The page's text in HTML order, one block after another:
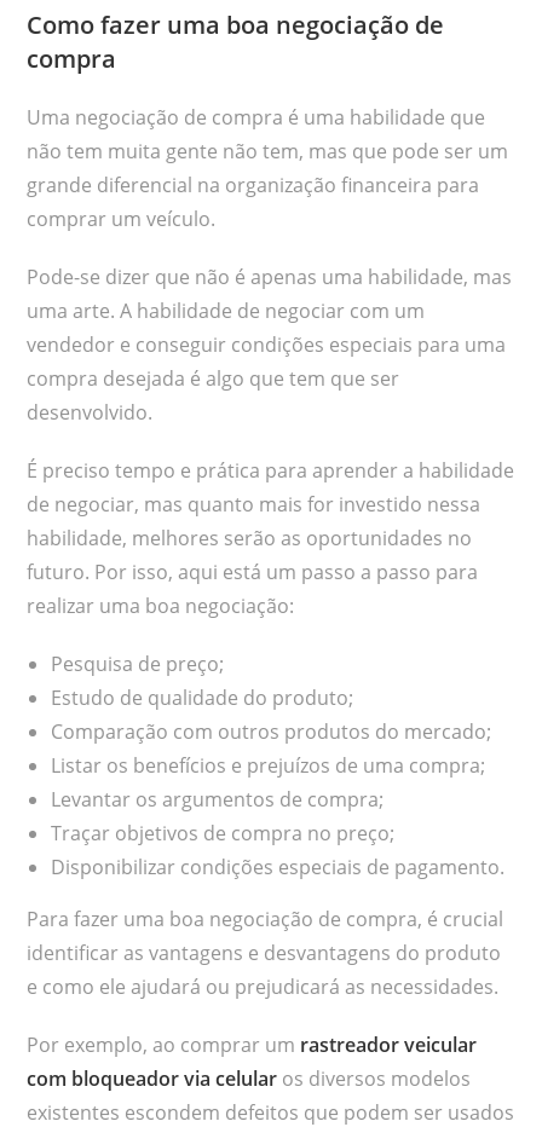
Como fazer uma boa negociação de
compra
Uma negociação de compra é uma habilidade que
não tem muita gente não tem, mas que pode ser um
grande diferencial na organização financeira para
comprar um veículo.
Pode-se dizer que não é apenas uma habilidade, mas
uma arte. A habilidade de negociar com um
vendedor e conseguir condições especiais para uma
compra desejada é algo que tem que ser
desenvolvido.
É preciso tempo e prática para aprender a habilidade
de negociar, mas quanto mais for investido nessa
habilidade, melhores serão as oportunidades no
futuro. Por isso, aqui está um passo a passo para
realizar uma boa negociação:
Pesquisa de preço;
Estudo de qualidade do produto;
Comparação com outros produtos do mercado;
Listar os benefícios e prejuízos de uma compra;
Levantar os argumentos de compra;
Traçar objetivos de compra no preço;
Disponibilizar condições especiais de pagamento.
Para fazer uma boa negociação de compra, é crucial
identificar as vantagens e desvantagens do produto
e como ele ajudará ou prejudicará as necessidades.
Por exemplo, ao comprar um rastreador veicular
com bloqueador via celular os diversos modelos
existentes escondem defeitos que podem ser usados